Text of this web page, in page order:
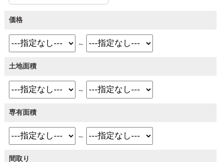
価格
～
土地面積
～
専有面積
～
間取り